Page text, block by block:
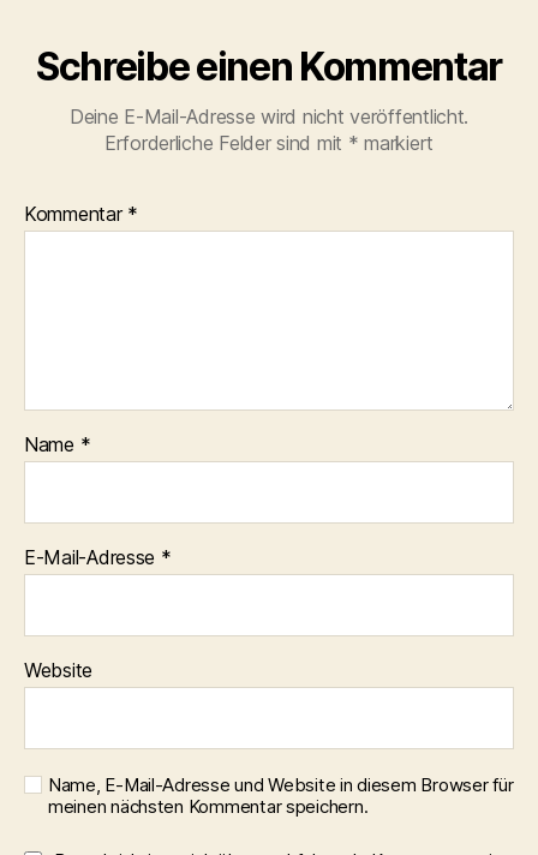
Schreibe einen Kommentar
Deine E-Mail-Adresse wird nicht veröffentlicht.
Erforderliche Felder sind mit * markiert
Kommentar *
Name *
E-Mail-Adresse *
Website
Name, E-Mail-Adresse und Website in diesem Browser für
meinen nächsten Kommentar speichern.